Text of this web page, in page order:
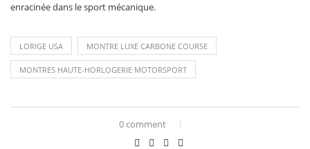
enracinée dans le sport mécanique.
LORIGE USA MONTRE LUXE CARBONE COURSE
MONTRES HAUTE-HORLOGERIE MOTORSPORT
0 comment